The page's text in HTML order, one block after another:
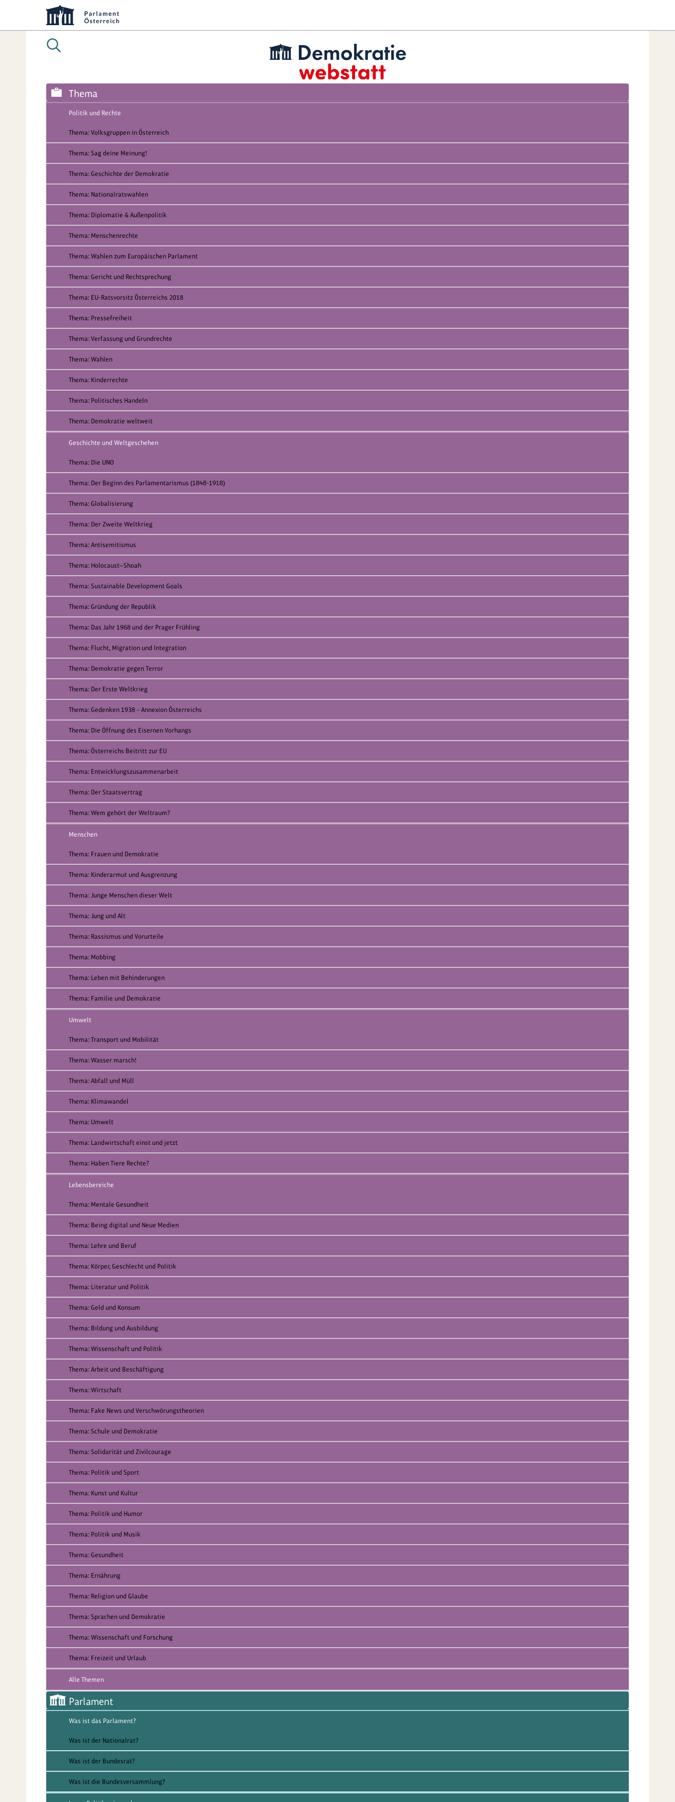
Thema
Politik und Rechte
Thema: Volksgruppen in Österreich
Thema: Sag deine Meinung!
Thema: Geschichte der Demokratie
Thema: Nationalratswahlen
Thema: Diplomatie & Außenpolitik
Thema: Menschenrechte
Thema: Wahlen zum Europäischen Parlament
Thema: Gericht und Rechtsprechung
Thema: EU-Ratsvorsitz Österreichs 2018
Thema: Pressefreiheit
Thema: Verfassung und Grundrechte
Thema: Wahlen
Thema: Kinderrechte
Thema: Politisches Handeln
Thema: Demokratie weltweit
Geschichte und Weltgeschehen
Thema: Die UNO
Thema: Der Beginn des Parlamentarismus (1848-1918)
Thema: Globalisierung
Thema: Der Zweite Weltkrieg
Thema: Antisemitismus
Thema: Holocaust—Shoah
Thema: Sustainable Development Goals
Thema: Gründung der Republik
Thema: Das Jahr 1968 und der Prager Frühling
Thema: Flucht, Migration und Integration
Thema: Demokratie gegen Terror
Thema: Der Erste Weltkrieg
Thema: Gedenken 1938 – Annexion Österreichs
Thema: Die Öffnung des Eisernen Vorhangs
Thema: Österreichs Beitritt zur EU
Thema: Entwicklungszusammenarbeit
Thema: Der Staatsvertrag
Thema: Wem gehört der Weltraum?
Menschen
Thema: Frauen und Demokratie
Thema: Kinderarmut und Ausgrenzung
Thema: Junge Menschen dieser Welt
Thema: Jung und Alt
Thema: Rassismus und Vorurteile
Thema: Mobbing
Thema: Leben mit Behinderungen
Thema: Familie und Demokratie
Umwelt
Thema: Transport und Mobilität
Thema: Wasser marsch!
Thema: Abfall und Müll
Thema: Klimawandel
Thema: Umwelt
Thema: Landwirtschaft einst und jetzt
Thema: Haben Tiere Rechte?
Lebensbereiche
Thema: Mentale Gesundheit
Thema: Being digital und Neue Medien
Thema: Lehre und Beruf
Thema: Körper, Geschlecht und Politik
Thema: Literatur und Politik
Thema: Geld und Konsum
Thema: Bildung und Ausbildung
Thema: Wissenschaft und Politik
Thema: Arbeit und Beschäftigung
Thema: Wirtschaft
Thema: Fake News und Verschwörungstheorien
Thema: Schule und Demokratie
Thema: Solidarität und Zivilcourage
Thema: Politik und Sport
Thema: Kunst und Kultur
Thema: Politik und Humor
Thema: Politik und Musik
Thema: Gesundheit
Thema: Ernährung
Thema: Religion und Glaube
Thema: Sprachen und Demokratie
Thema: Wissenschaft und Forschung
Thema: Freizeit und Urlaub
Alle Themen
Parlament
Was ist das Parlament?
Was ist der Nationalrat?
Was ist der Bundesrat?
Was ist die Bundesversammlung?